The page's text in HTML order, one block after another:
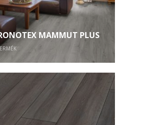
MAMMUT PLUS